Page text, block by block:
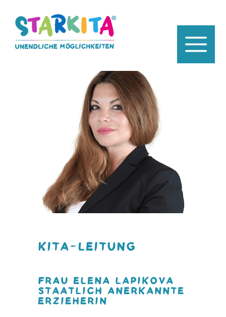
STARKITA HAECKELSTRASSE 10
KITA-LEITUNG
FRAU ELENA LAPIKOVA
STAATLICH ANERKANNTE
ERZIEHERIN